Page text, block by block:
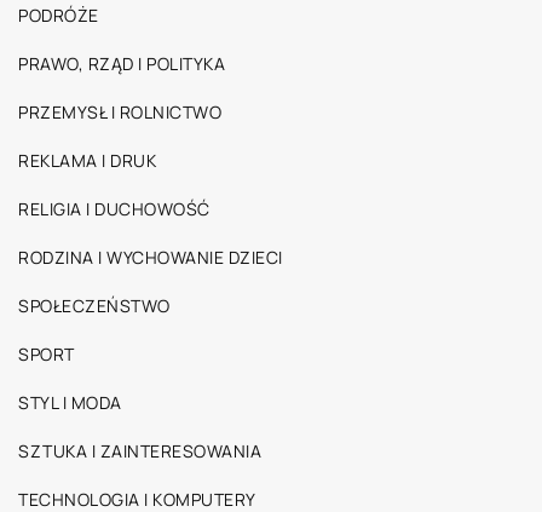
PODRÓŻE
PRAWO, RZĄD I POLITYKA
PRZEMYSŁ I ROLNICTWO
REKLAMA I DRUK
RELIGIA I DUCHOWOŚĆ
RODZINA I WYCHOWANIE DZIECI
SPOŁECZEŃSTWO
SPORT
STYL I MODA
SZTUKA I ZAINTERESOWANIA
TECHNOLOGIA I KOMPUTERY